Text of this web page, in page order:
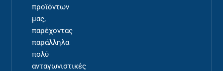
προϊόντων
μας,
παρέχοντας
παράλληλα
πολύ
ανταγωνιστικές